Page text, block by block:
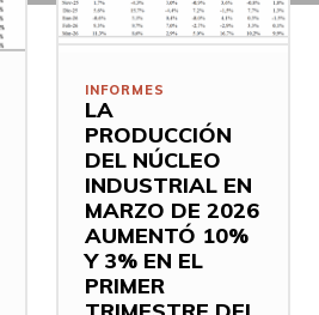
INFORMES
LA
PRODUCCIÓN
DEL NÚCLEO
INDUSTRIAL EN
MARZO DE 2026
AUMENTÓ 10%
Y 3% EN EL
PRIMER